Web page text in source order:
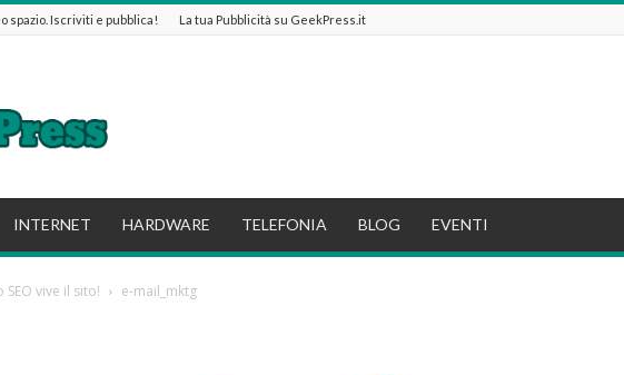
spazio. Iscriviti e pubblica! La tua Pubblicità su GeekPress.it
INTERNET HARDWARE TELEFONIA BLOG EVENTI
vive il sito! e-mail_mktg